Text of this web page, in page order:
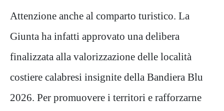
Attenzione anche al comparto turistico. La
Giunta ha infatti approvato una delibera
finalizzata alla valorizzazione delle località
costiere calabresi insignite della Bandiera Blu
2026. Per promuovere i territori e rafforzarne